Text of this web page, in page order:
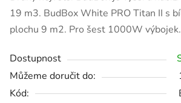
19 m3. BudBox White PRO Titan II s
plochu 9 m2. Pro šest 1000W výbojek.
Dostupnost
Můžeme doručit do:
Kód: